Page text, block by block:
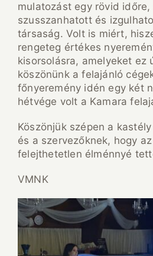
mulatozást egy rövid
szusszanhatott és
társaság. Volt is miért,
rengeteg értékes
kisorsolásra, amelyeket ez
köszönünk a felajánló
főnyeremény idén egy két
hétvége volt a Kamara
Köszönjük szépen a
és a szervezőknek, hogy
felejthetetlen élménnyé
VMNK